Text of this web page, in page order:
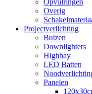
Opvulringen
Overig
Projectverlichting
Buizen
Downlighters
Highbay
LED Batten
Panelen